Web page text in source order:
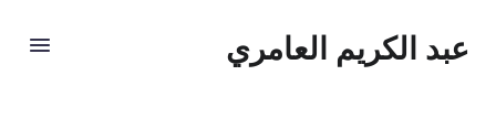
عبد الكريم العامري